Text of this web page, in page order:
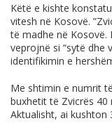
Këtë e kishte
vitesh në Kosovë.
të madhe në Kosovë.
veprojnë si “sytë dhe
identifikimin e
Me shtimin e numrit
buxhetit të Zvicrës
Aktualisht, ai kushton